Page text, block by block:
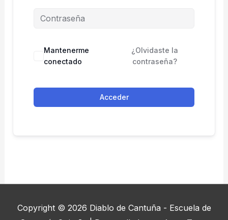
Mantenerme
conectado
¿Olvidaste la
contraseña?
Acceder
Copyright © 2026 Diablo de Cantuña - Escuela de